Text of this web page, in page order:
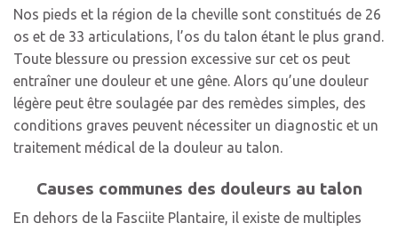
Nos pieds et la région de la cheville sont constitués de 26
os et de 33 articulations, l’os du talon étant le plus grand.
Toute blessure ou pression excessive sur cet os peut
entraîner une douleur et une gêne. Alors qu’une douleur
légère peut être soulagée par des remèdes simples, des
conditions graves peuvent nécessiter un diagnostic et un
traitement médical de la douleur au talon.
Causes communes des douleurs au talon
En dehors de la Fasciite Plantaire, il existe de multiples